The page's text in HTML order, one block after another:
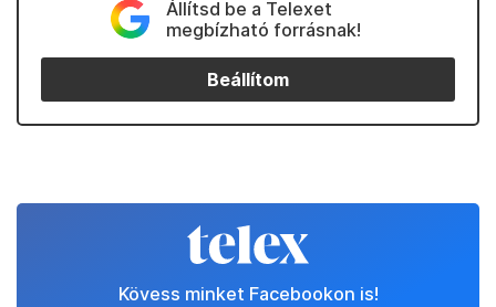
Állítsd be a Telexet
megbízható forrásnak!
Beállítom
Kövess minket Facebookon is!